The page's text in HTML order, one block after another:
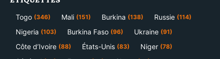
Togo (346) Mali (151) Burkina (138) Russie (114)
Nigeria (103) Burkina Faso (96) Ukraine (91)
Côte d’Ivoire (88) États-Unis (83) Niger (78)